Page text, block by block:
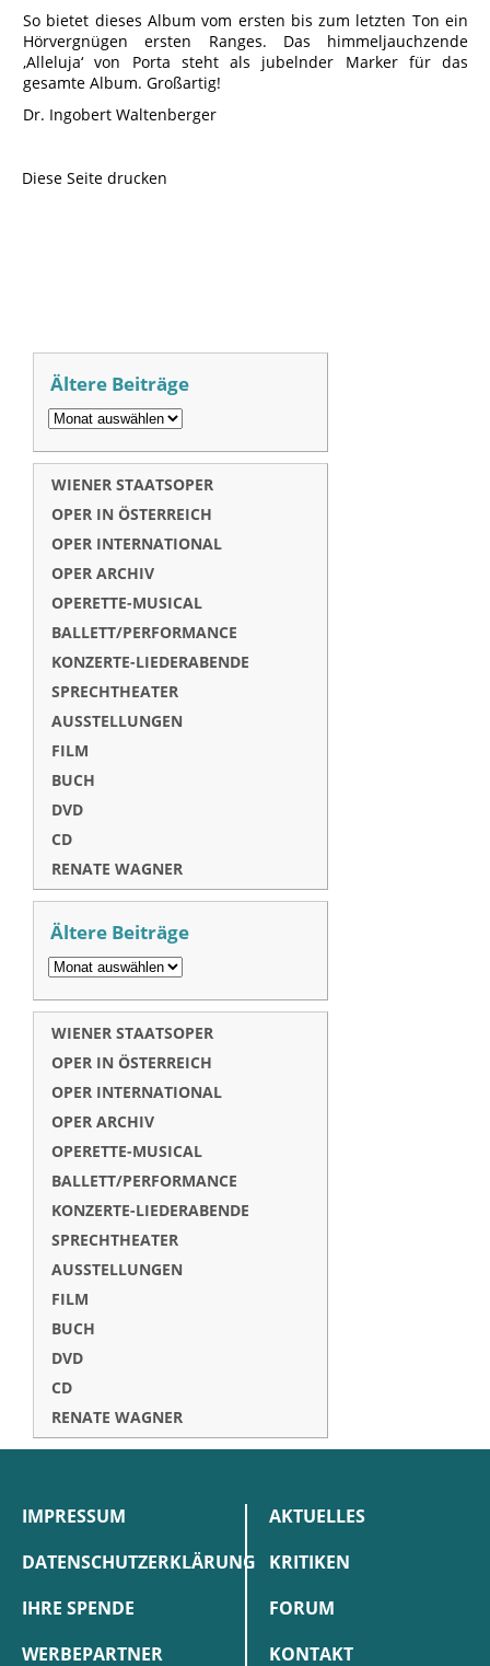
So bietet dieses Album vom ersten bis zum letzten Ton ein
Hörvergnügen ersten Ranges. Das himmeljauchzende
‚Alleluja‘ von Porta steht als jubelnder Marker für das
gesamte Album. Großartig!
Dr. Ingobert Waltenberger
Diese Seite drucken
Ältere Beiträge
WIENER STAATSOPER
OPER IN ÖSTERREICH
OPER INTERNATIONAL
OPER ARCHIV
OPERETTE-MUSICAL
BALLETT/PERFORMANCE
KONZERTE-LIEDERABENDE
SPRECHTHEATER
AUSSTELLUNGEN
FILM
BUCH
DVD
CD
RENATE WAGNER
Ältere Beiträge
WIENER STAATSOPER
OPER IN ÖSTERREICH
OPER INTERNATIONAL
OPER ARCHIV
OPERETTE-MUSICAL
BALLETT/PERFORMANCE
KONZERTE-LIEDERABENDE
SPRECHTHEATER
AUSSTELLUNGEN
FILM
BUCH
DVD
CD
RENATE WAGNER
IMPRESSUM
DATENSCHUTZERKLÄRUNG
IHRE SPENDE
WERBEPARTNER
AKTUELLES
KRITIKEN
FORUM
KONTAKT